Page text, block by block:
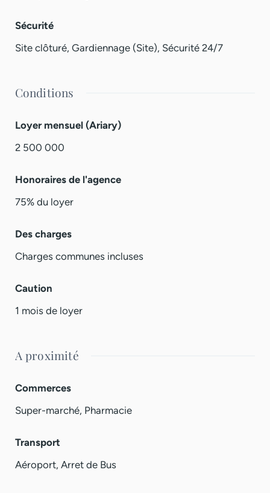
Sécurité
Site clôturé, Gardiennage (Site), Sécurité 24/7
Conditions
Loyer mensuel (Ariary)
2 500 000
Honoraires de l'agence
75% du loyer
Des charges
Charges communes incluses
Caution
1 mois de loyer
A proximité
Commerces
Super-marché, Pharmacie
Transport
Aéroport, Arret de Bus